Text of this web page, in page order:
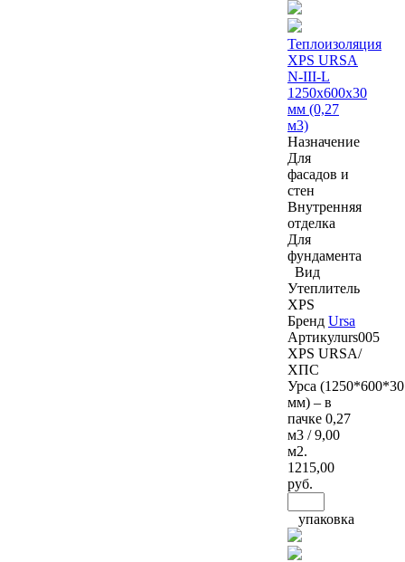
Теплоизоляция
XPS URSA
N-III-L
1250x600x30
мм (0,27
м3)
Назначение
Для
фасадов и
стен
Внутренняя
отделка
Для
фундамента
Вид
Утеплитель
XPS
Бренд Ursa
Артикулurs005
XPS URSA/
ХПС
Урса (1250*600*30
мм) – в
пачке 0,27
м3 / 9,00
м2.
1215,00
руб.
упаковка